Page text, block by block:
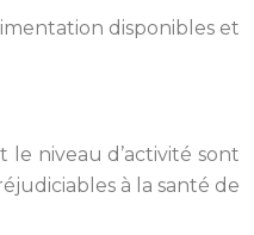
disponibles et
le niveau d’activité sont
à la santé de